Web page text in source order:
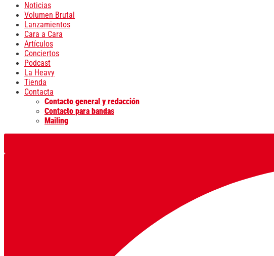
Noticias
Volumen Brutal
Lanzamientos
Cara a Cara
Artículos
Conciertos
Podcast
La Heavy
Tienda
Contacta
Contacto general y redacción
Contacto para bandas
Mailing